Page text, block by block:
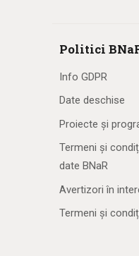
Politici
Info GDPR
Date deschise
Proiecte și
Termeni și
date BNaR
Avertizori în
Termeni și